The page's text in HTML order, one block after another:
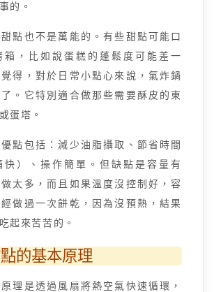
的。
點也不是萬能的。有些甜點可能口
箱，比如說蛋糕的蓬鬆度可能差一
得，對於日常小點心來說，氣炸鍋
。它特別適合做那些需要酥皮的東
蛋塔。
點包括：減少油脂攝取、節省時間
快）、操作簡單。但缺點是容量有
太多，而且如果溫度沒控制好，容
做過一次餅乾，因為沒預熱，結果
起來苦苦的。
的基本原理
理是透過風扇將熱空氣快速循環，